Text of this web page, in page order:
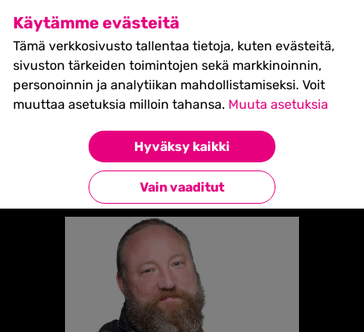
Käytämme evästeitä
Tämä verkkosivusto tallentaa tietoja, kuten evästeitä,
sivuston tärkeiden toimintojen sekä markkinoinnin,
personoinnin ja analytiikan mahdollistamiseksi. Voit
muuttaa asetuksia milloin tahansa. Muuta asetuksia
Hyväksy kaikki
Vain vaaditut
SHIFT Business Festival
27.5.2027, Turku - liput
myynnissä nyt! >>
MIKKO LEHTINEN
Takaisin esiintyjiin